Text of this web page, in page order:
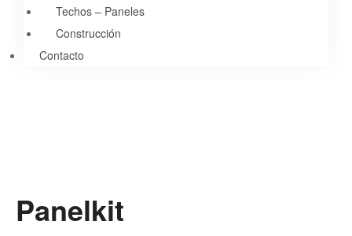
Techos – Paneles
Construcción
Contacto
Panelkit